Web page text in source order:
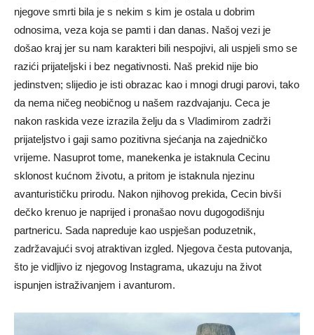
njegove smrti bila je s nekim s kim je ostala u dobrim
odnosima, veza koja se pamti i dan danas. Našoj vezi je
došao kraj jer su nam karakteri bili nespojivi, ali uspjeli smo se
razići prijateljski i bez negativnosti. Naš prekid nije bio
jedinstven; slijedio je isti obrazac kao i mnogi drugi parovi, tako
da nema ničeg neobičnog u našem razdvajanju. Ceca je
nakon raskida veze izrazila želju da s Vladimirom zadrži
prijateljstvo i gaji samo pozitivna sjećanja na zajedničko
vrijeme. Nasuprot tome, manekenka je istaknula Cecinu
sklonost kućnom životu, a pritom je istaknula njezinu
avanturističku prirodu. Nakon njihovog prekida, Cecin bivši
dečko krenuo je naprijed i pronašao novu dugogodišnju
partnericu. Sada napreduje kao uspješan poduzetnik,
zadržavajući svoj atraktivan izgled. Njegova česta putovanja,
što je vidljivo iz njegovog Instagrama, ukazuju na život
ispunjen istraživanjem i avanturom.